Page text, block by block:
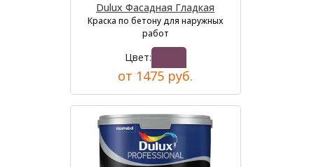
Dulux Фасадная Гладкая
Краска по бетону для наружных
работ
Цвет:
от 1475 руб.